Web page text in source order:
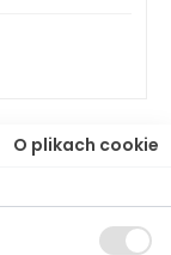
O plikach cookie